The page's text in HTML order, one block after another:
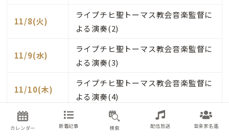
11/8(火)
ライプチヒ聖トーマス教会音楽監督に
よる演奏(2)
11/9(水)
ライプチヒ聖トーマス教会音楽監督に
よる演奏(3)
11/10(木)
ライプチヒ聖トーマス教会音楽監督に
よる演奏(4)
11/11(金)
ライプチヒ聖トーマス教会音楽監督に
よる演奏(5)
カレンダー 新着記事 検索 配信放送 音楽家名鑑